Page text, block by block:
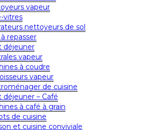
vapeur
vitres
nettoyeurs de sol
repasser
déjeuner
vapeur
à coudre
vapeur
de cuisine
déjeuner – Café
à café à grain
de cuisine
et cuisine conviviale